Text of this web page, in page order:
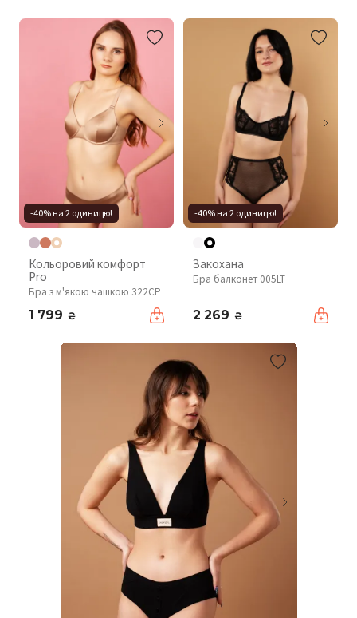
-40% на 2 одиницю!
Кольоровий комфорт
Pro
Бра з м'якою чашкою 322CP
1 799 ₴
-40% на 2 одиницю!
Закохана
Бра балконет 005LT
2 269 ₴